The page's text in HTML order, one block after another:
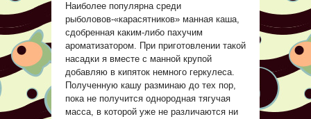
Наиболее популярна среди
рыболовов-«карасятников» манная каша,
сдобренная каким-либо пахучим
ароматизатором. При приготовлении такой
насадки я вместе с манной крупой
добавляю в кипяток немного геркулеса.
Полученную кашу разминаю до тех пор,
пока не получится однородная тягучая
масса, в которой уже не различаются ни